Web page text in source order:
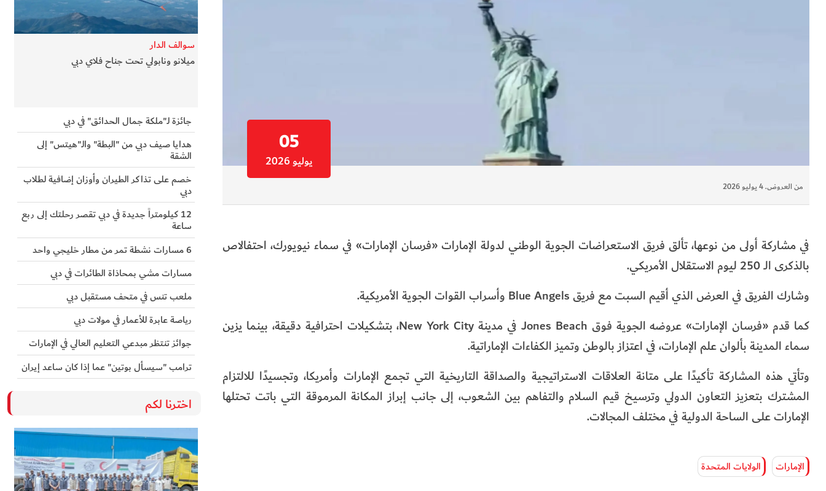
05
يوليو 2026
من العروض. 4 يوليو 2026
في مشاركة أولى من نوعها، تألق فريق الاستعراضات الجوية الوطني لدولة الإمارات «فرسان الإمارات» في سماء نيويورك، احتفالاص
بالذكرى الـ 250 ليوم الاستقلال الأمريكي.
وشارك الفريق في العرض الذي أقيم السبت مع فريق Blue Angels وأسراب القوات الجوية الأمريكية.
كما قدم «فرسان الإمارات» عروضه الجوية فوق Jones Beach في مدينة New York City، بتشكيلات احترافية دقيقة، بينما يزين
سماء المدينة بألوان علم الإمارات، في اعتزاز بالوطن وتميز الكفاءات الإماراتية.
وتأتي هذه المشاركة تأكيدًا على متانة العلاقات الاستراتيجية والصداقة التاريخية التي تجمع الإمارات وأمريكا، وتجسيدًا للالتزام
المشترك بتعزيز التعاون الدولي وترسيخ قيم السلام والتفاهم بين الشعوب، إلى جانب إبراز المكانة المرموقة التي باتت تحتلها
الإمارات على الساحة الدولية في مختلف المجالات.
الإمارات الولايات المتحدة
سوالف الدار
ميلانو ونابولي تحت جناح فلاي دبي
جائزة لـ"ملكة جمال الحدائق" في دبي
هدايا صيف دبي من "البطة" والـ"هيتس" إلى
الشقة
خصم على تذاكر الطيران وأوزان إضافية لطلاب
دبي
12 كيلومتراً جديدة في دبي تقصر رحلتك إلى ربع
ساعة
6 مسارات نشطة تمر من مطار خليجي واحد
مسارات مشي بمحاذاة الطائرات في دبي
ملعب تنس في متحف مستقبل دبي
رياصة عابرة للأعمار في مولات دبي
جوائز تنتظر مبدعي التعليم العالي في الإمارات
ترامب "سيسأل بوتين" عما إذا كان ساعد إيران
اخترنا لكم